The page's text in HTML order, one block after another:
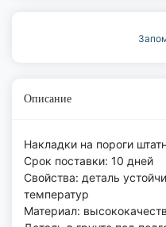
Описание
Накладки на пороги
Срок поставки: 10 дней
Свойства: деталь
температур
Материал: